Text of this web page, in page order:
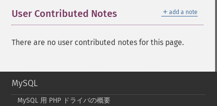
＋ add a note
User Contributed Notes
There are no user contributed notes for this page.
MySQL
MySQL 用 PHP ドライバの概要